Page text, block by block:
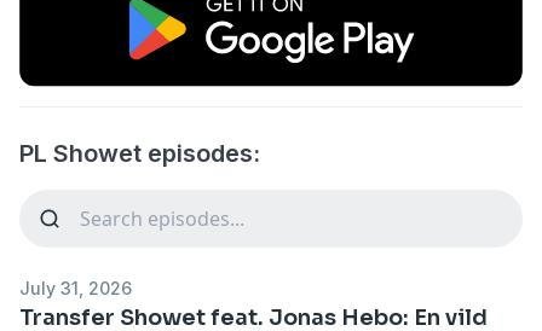
PL Showet episodes:
July 31, 2026
Transfer Showet feat. Jonas Hebo: En vild